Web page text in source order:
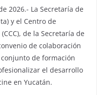
2026.- La Secretaría de
y el Centro de
de la Secretaría de
de colaboración
de formación
el desarrollo
en Yucatán.